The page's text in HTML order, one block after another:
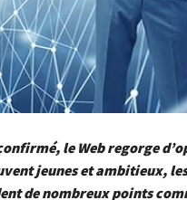
le Web regorge
jeunes et ambitieux,
de nombreux points